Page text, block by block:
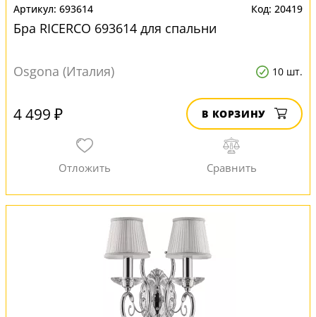
693614 20419
Бра RICERCO 693614 для спальни
Osgona (Италия) 10 шт.
4 499 ₽ В КОРЗИНУ